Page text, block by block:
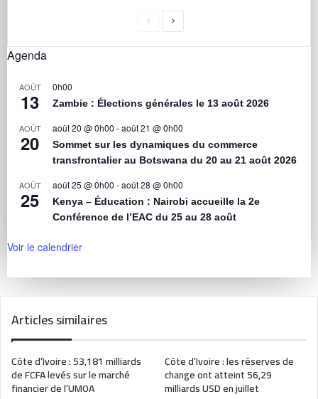
Agenda
AOÛT
13
0h00
Zambie : Élections générales le 13 août 2026
AOÛT
20
août 20 @ 0h00 -août 21 @ 0h00
Sommet sur les dynamiques du commerce
transfrontalier au Botswana du 20 au 21 août 2026
AOÛT
25
août 25 @ 0h00 -août 28 @ 0h00
Kenya – Éducation : Nairobi accueille la 2e
Conférence de l’EAC du 25 au 28 août
Voir le calendrier
Articles similaires
Côte d’Ivoire : 53,181 milliards
de FCFA levés sur le marché
financier de l’UMOA
Côte d’Ivoire : les réserves de
change ont atteint 56,29
milliards USD en juillet